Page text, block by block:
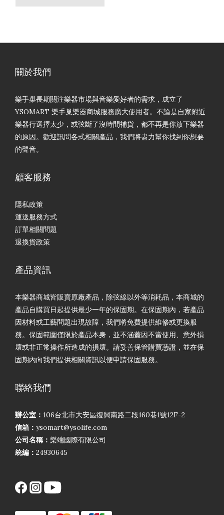
關於我們
樂手巢長期關注樂器市場與音樂愛好者的需求，成立了
YSOMART 樂手巢樂器商城服務廣大使用者。不論是自家附近
樂器行選擇太少，或弦斷了沒時間補貨，都不再是你放下樂器
的原因。歡迎訊問各式相關產品，我們將盡力幫你找到你想要
的聲音。
顧客服務
隱私政策
運送服務方式
訂單相關問題
退換貨政策
產品資訊
本樂器商城皆販賣原廠產品，除弦線以外等消耗品，本商城的
產品自購買日起提供最少一年的保固期。在保固期內，若產品
因材料或工藝問題出現故障，我們將免費提供維修或更換服
務。保固範圍僅限於產品本身，並不涵蓋因不當使用、意外損
壞或非正常操作所造成的損壞。請妥善保管購買憑證，並在保
固期內向我們提供相關資訊以便申請保固服務。
聯絡我們
辦公室： 106台北市大安區復興南路二段160巷1號12F-2
信箱： ysomart@ysolife.com
公司名稱： 樂端國際有限公司
統編： 24930645